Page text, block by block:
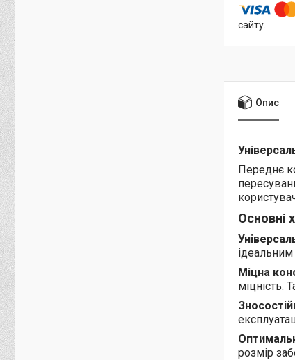
сайту.
Опис
Переднє
Основні
Міцна
міцність.
розмір